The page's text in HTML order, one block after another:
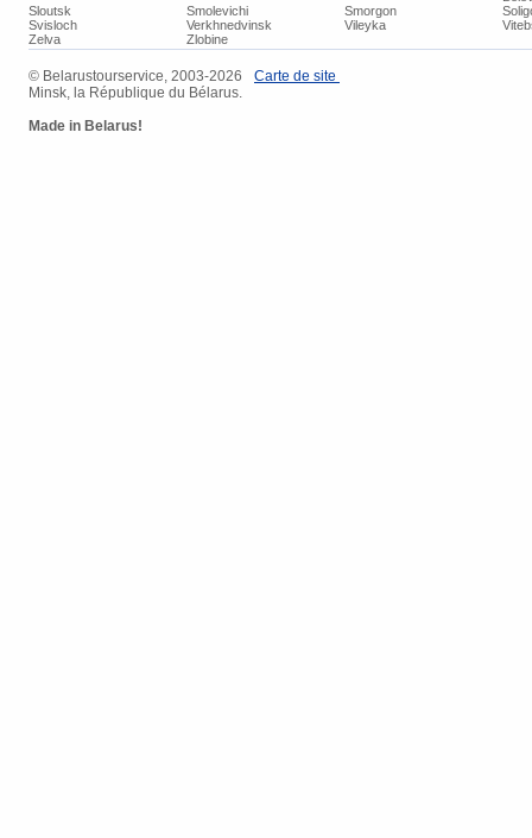
Sloutsk
Smolevichi Smorgon
Svisloch
Verkhnedvinsk Vileyka
Zelva
Zlobine
© Belarustourservice, 2003-2026
Minsk, la République du Bélarus.
Made in Belarus!
Carte de site